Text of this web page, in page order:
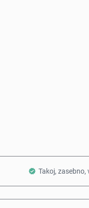
Takoj, zasebno,